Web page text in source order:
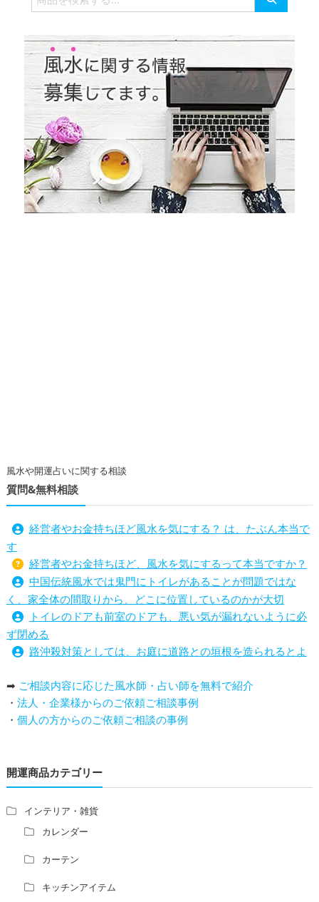
索
象:
風水や開運占いに関する相談
質問&無料相談
経営者やお金持ちほど風水を気にする？ は、たぶん本当で
す
経営者やお金持ちほど、風水を気にするって本当ですか？
中国伝統風水では鬼門にトイレがあることが問題ではな
く、家全体の間取りから、どこに位置しているのかが大切
トイレのドアも前室のドアも、悪い気が漏れないように必
ず閉める
路沖殺対策としては、お庭に道路との垣根を造られるとよ
庭を広げると路沖殺（ろちゅうさつ）は防げますか？
トイレ前室のドアの開け閉めについて
増築して家相の中心軸が変わると、鬼門の方角にあるトイ
占い師さんは、幽霊を見たことがありますか？
家相風水の診断・鑑定料金や相場について
家相・風水の鑑定料金の相場が知りたい。
風水の流派について教えてください。
風水師になるには、どんな勉強をすればいいですか？
➡ ご相談内容に応じた風水師・占い師を無料で紹介
・ 法人・企業様からのご依頼ご相談事例
・ 個人の方からのご依頼ご相談の事例
開運商品カテゴリー
インテリア・雑貨
カレンダー
カーテン
キッチンアイテム